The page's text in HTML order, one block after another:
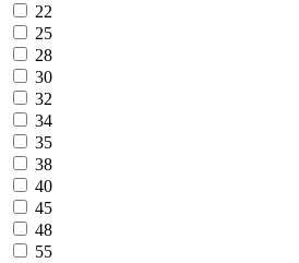
22
25
28
30
32
34
35
38
40
45
48
55